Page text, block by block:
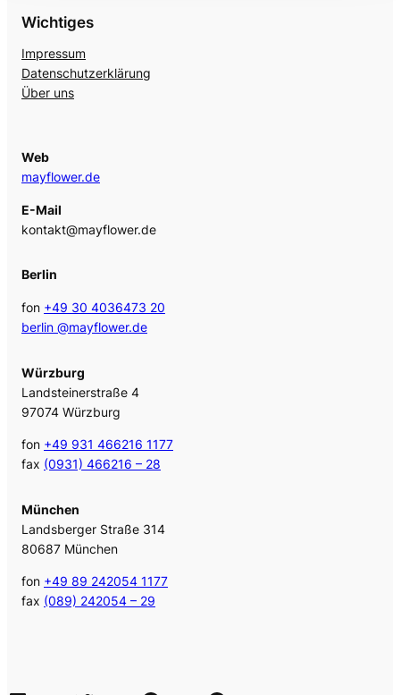
Wichtiges
Impressum
Datenschutzerklärung
Über uns
Web
mayflower.de
E-Mail
kontakt@mayflower.de
Berlin
fon +49 30 4036473 20
berlin @mayflower.de
Würzburg
Landsteinerstraße 4
97074 Würzburg
fon +49 931 466216 1177
fax (0931) 466216 – 28
München
Landsberger Straße 314
80687 München
fon +49 89 242054 1177
fax (089) 242054 – 29